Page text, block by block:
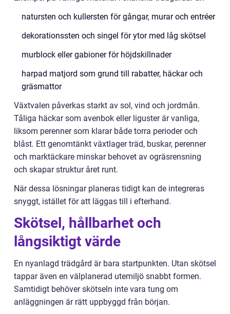
natursten och kullersten för gångar, murar och entréer
dekorationssten och singel för ytor med låg skötsel
murblock eller gabioner för höjdskillnader
harpad matjord som grund till rabatter, häckar och
gräsmattor
Växtvalen påverkas starkt av sol, vind och jordmån.
Tåliga häckar som avenbok eller liguster är vanliga,
liksom perenner som klarar både torra perioder och
blåst. Ett genomtänkt växtlager träd, buskar, perenner
och marktäckare minskar behovet av ogräsrensning
och skapar struktur året runt.
När dessa lösningar planeras tidigt kan de integreras
snyggt, istället för att läggas till i efterhand.
Skötsel, hållbarhet och
långsiktigt värde
En nyanlagd trädgård är bara startpunkten. Utan skötsel
tappar även en välplanerad utemiljö snabbt formen.
Samtidigt behöver skötseln inte vara tung om
anläggningen är rätt uppbyggd från början.